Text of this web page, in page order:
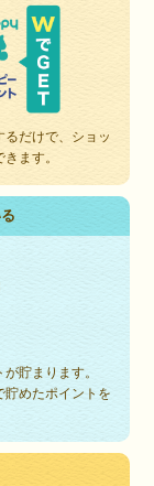
だけで、ショッ
ます。
貯まります。
めたポイントを